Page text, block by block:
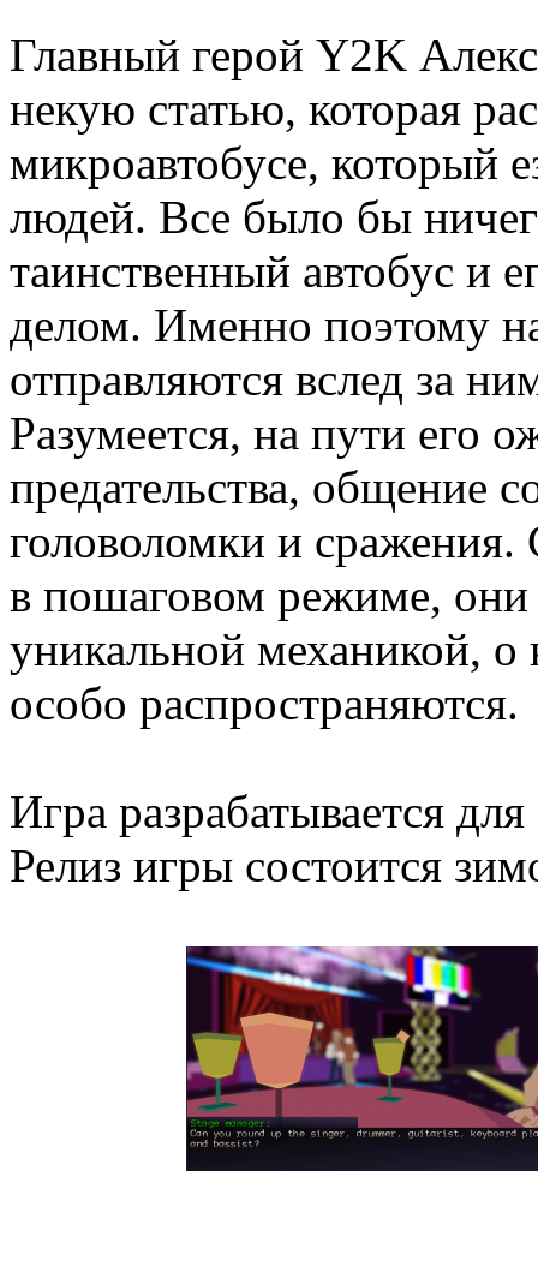
Главный герой Y2K
некую статью, которая
микроавтобусе, который
людей. Все было бы
таинственный автобус и
делом. Именно поэтому
отправляются вслед за
Разумеется, на пути его
предательства, общение
головоломки и
в пошаговом режиме, они
уникальной механикой, о
особо распространяются.
Игра разрабатывается
Релиз игры состоится